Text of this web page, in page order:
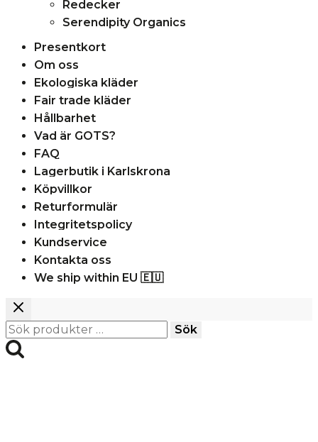
Redecker
Serendipity Organics
Presentkort
Om oss
Ekologiska kläder
Fair trade kläder
Hållbarhet
Vad är GOTS?
FAQ
Lagerbutik i Karlskrona
Köpvillkor
Returformulär
Integritetspolicy
Kundservice
Kontakta oss
We ship within EU 🇪🇺
Sök
efter:
Sök